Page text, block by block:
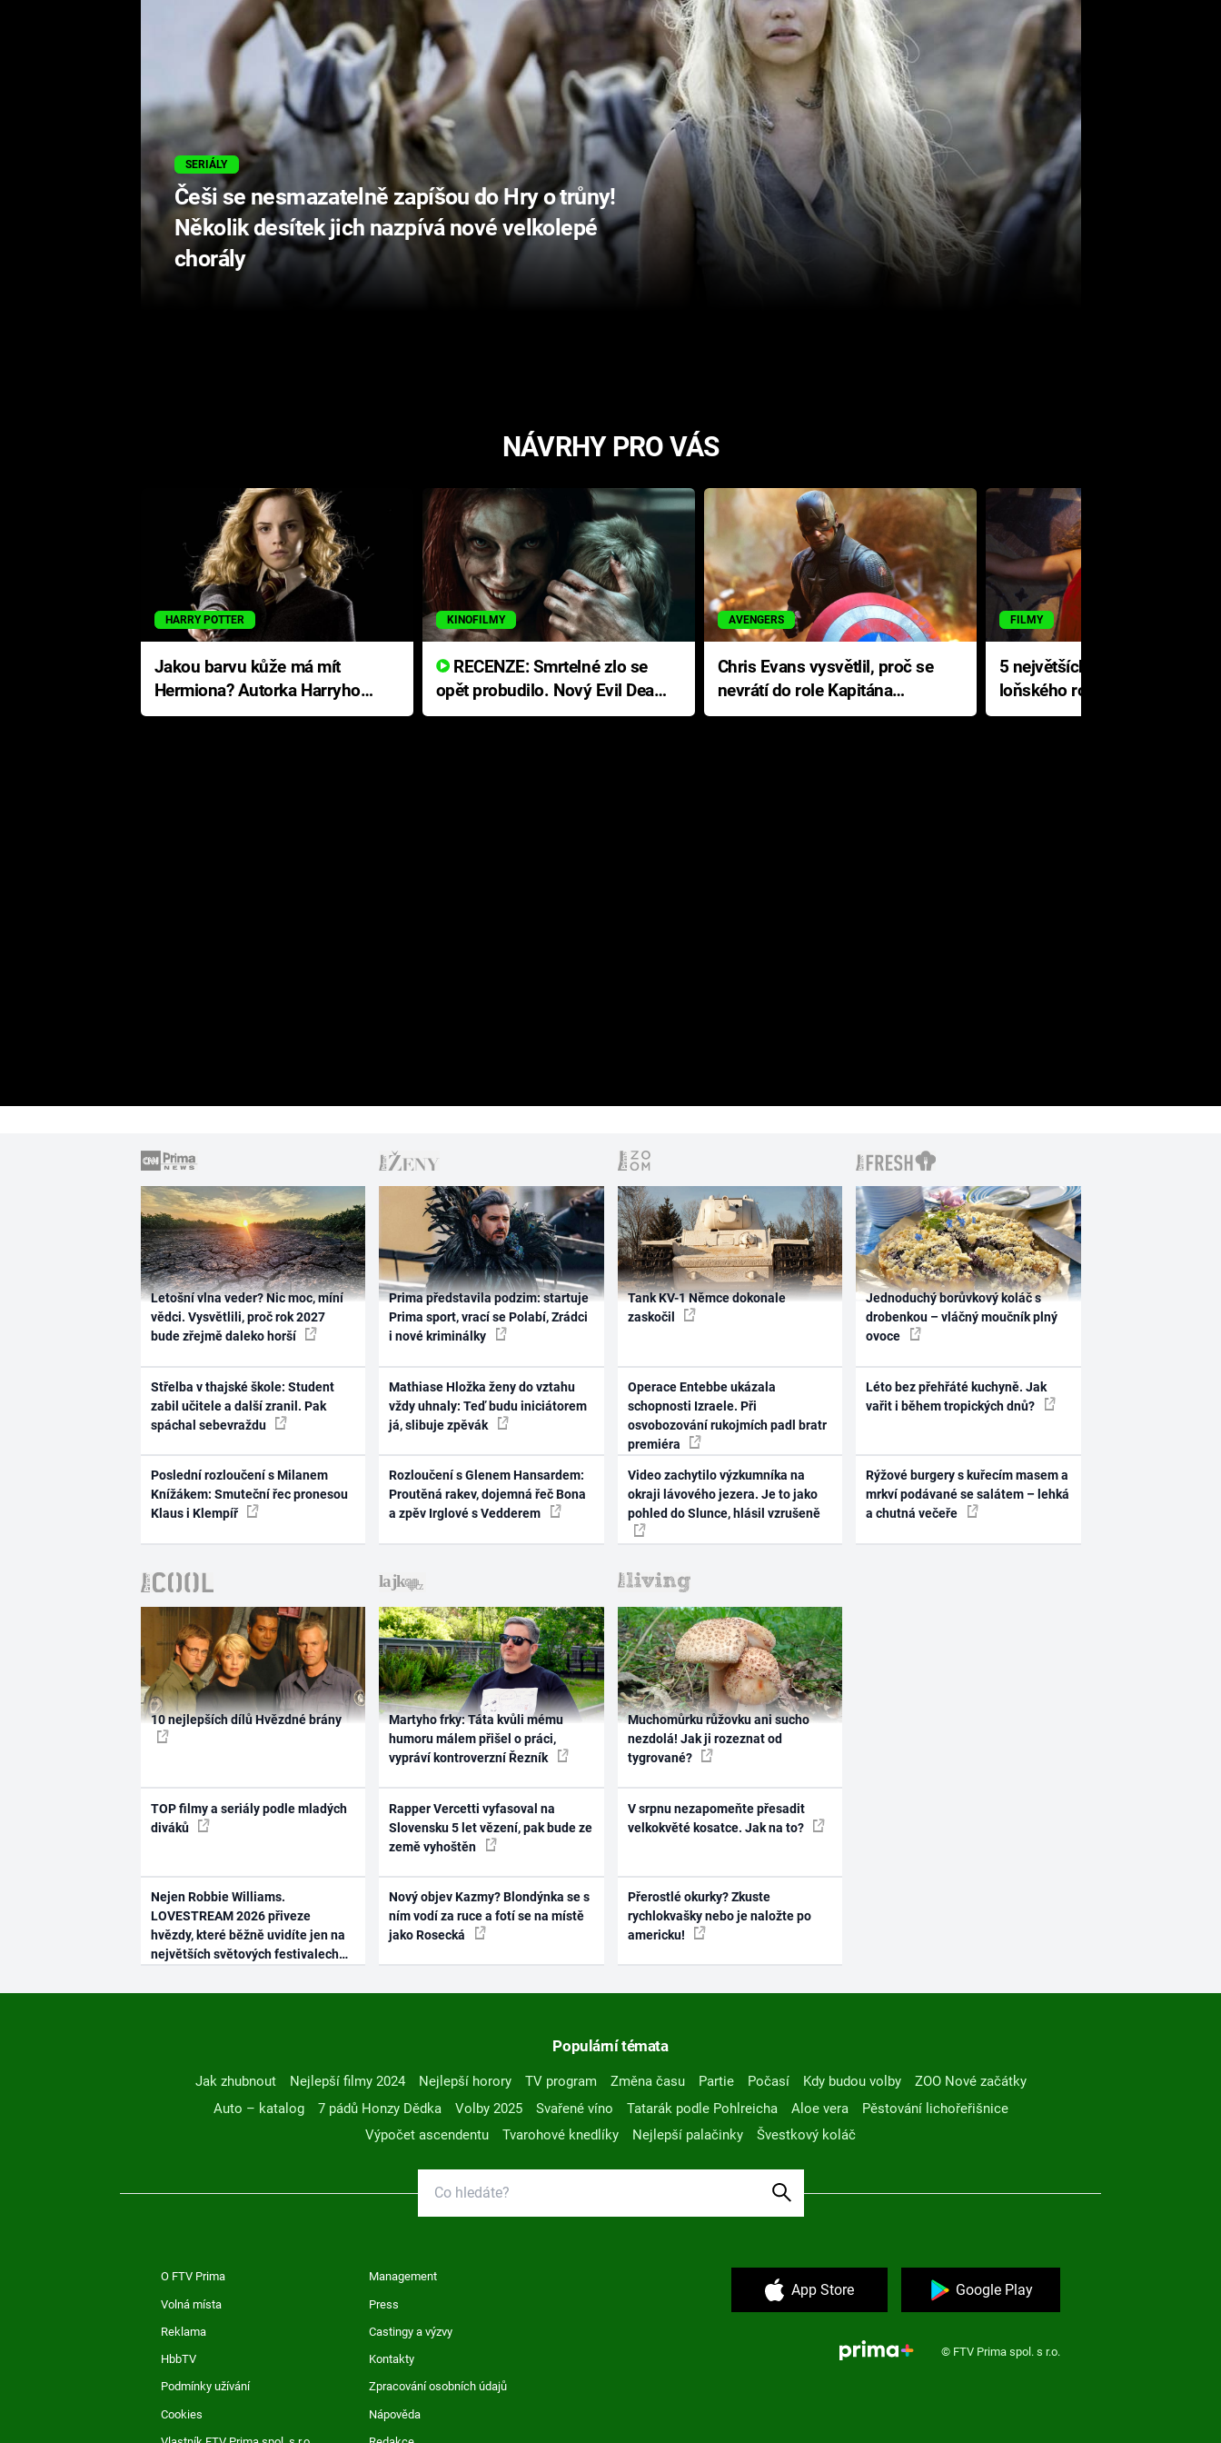
SERIÁLY
Češi se nesmazatelně zapíšou do Hry o trůny!
Několik desítek jich nazpívá nové velkolepé
chorály
NÁVRHY PRO VÁS
HARRY POTTER
Jakou barvu kůže má mít
Hermiona? Autorka Harryho
Pottera přišla s ráznou
KINOFILMY
RECENZE: Smrtelné zlo se
opět probudilo. Nový Evil Dead
přichází s neodolatelnou
AVENGERS
Chris Evans vysvětlil, proč se
nevrátí do role Kapitána
Ameriky
FILMY
5 největších propadáků
loňského roku: Disney na
jediné katastrofě prodělal 200
Letošní vlna veder? Nic moc, míní
vědci. Vysvětlili, proč rok 2027
bude zřejmě daleko horší
Střelba v thajské škole: Student
zabil učitele a další zranil. Pak
spáchal sebevraždu
Poslední rozloučení s Milanem
Knížákem: Smuteční řec pronesou
Klaus i Klempíř
Prima představila podzim: startuje
Prima sport, vrací se Polabí, Zrádci
i nové kriminálky
Mathiase Hložka ženy do vztahu
vždy uhnaly: Teď budu iniciátorem
já, slibuje zpěvák
Rozloučení s Glenem Hansardem:
Proutěná rakev, dojemná řeč Bona
a zpěv Irglové s Vedderem
Tank KV-1 Němce dokonale
zaskočil
Operace Entebbe ukázala
schopnosti Izraele. Při
osvobozování rukojmích padl bratr
premiéra
Video zachytilo výzkumníka na
okraji lávového jezera. Je to jako
pohled do Slunce, hlásil vzrušeně
Jednoduchý borůvkový koláč s
drobenkou – vláčný moučník plný
ovoce
Léto bez přehřáté kuchyně. Jak
vařit i během tropických dnů?
Rýžové burgery s kuřecím masem a
mrkví podávané se salátem – lehká
a chutná večeře
10 nejlepších dílů Hvězdné brány
TOP filmy a seriály podle mladých
diváků
Nejen Robbie Williams.
LOVESTREAM 2026 přiveze
hvězdy, které běžně uvidíte jen na
největších světových festivalech
Martyho frky: Táta kvůli mému
humoru málem přišel o práci,
vypráví kontroverzní Řezník
Rapper Vercetti vyfasoval na
Slovensku 5 let vězení, pak bude ze
země vyhoštěn
Nový objev Kazmy? Blondýnka se s
ním vodí za ruce a fotí se na místě
jako Rosecká
Muchomůrku růžovku ani sucho
nezdolá! Jak ji rozeznat od
tygrované?
V srpnu nezapomeňte přesadit
velkokvěté kosatce. Jak na to?
Přerostlé okurky? Zkuste
rychlokvašky nebo je naložte po
americku!
Populární témata
Jak zhubnout Nejlepší filmy 2024 Nejlepší horory TV program Změna času Partie Počasí Kdy budou volby
ZOO Nové začátky
Auto – katalog
7 pádů Honzy Dědka Volby 2025 Svařené víno Tatarák podle Pohlreicha Aloe vera
Pěstování lichořeřišnice
Výpočet ascendentu
Tvarohové knedlíky Nejlepší palačinky Švestkový koláč
O FTV Prima Management
Volná místa Press
Reklama Castingy a výzvy
HbbTV Kontakty
Podmínky užívání Zpracování osobních údajů
Cookies Nápověda
App Store Google Play
© FTV Prima spol. s r.o.